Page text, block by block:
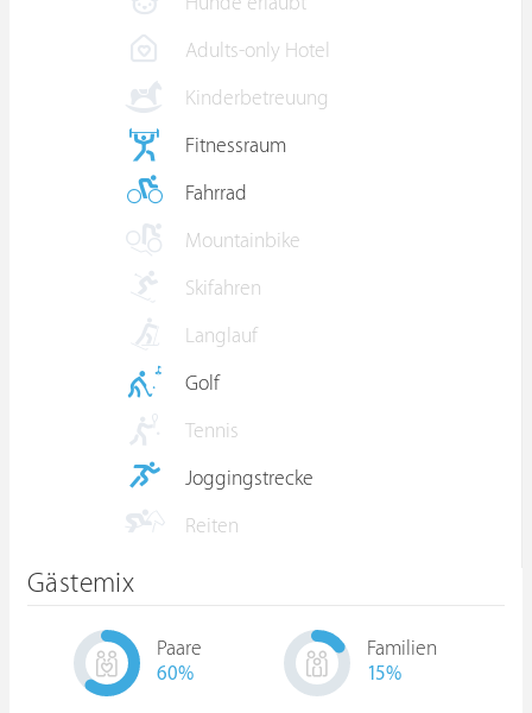
Adults-only Hotel
Kinderbetreuung
Fitnessraum
Fahrrad
Mountainbike
Skifahren
Langlauf
Golf
Tennis
Joggingstrecke
Reiten
Gästemix
Paare
60%
Familien
15%